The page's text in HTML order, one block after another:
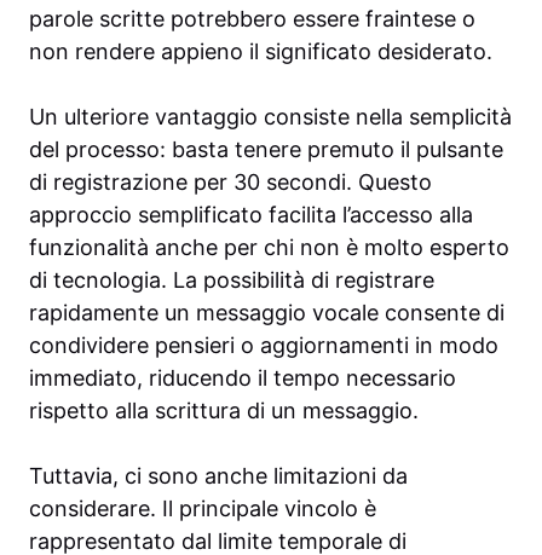
parole scritte potrebbero essere fraintese o
non rendere appieno il significato desiderato.
Un ulteriore vantaggio consiste nella semplicità
del processo: basta tenere premuto il pulsante
di registrazione per 30 secondi. Questo
approccio semplificato facilita l’accesso alla
funzionalità anche per chi non è molto esperto
di tecnologia. La possibilità di registrare
rapidamente un messaggio vocale consente di
condividere pensieri o aggiornamenti in modo
immediato, riducendo il tempo necessario
rispetto alla scrittura di un messaggio.
Tuttavia, ci sono anche limitazioni da
considerare. Il principale vincolo è
rappresentato dal limite temporale di